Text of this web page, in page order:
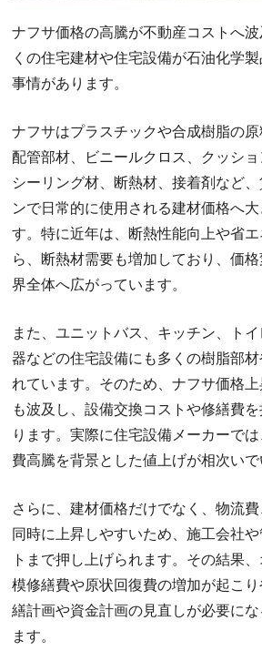
ナフサ価格の高騰が不動産コストへ
くの住宅建材や住宅設備が石油化学
事情があります。
ナフサはプラスチックや合成樹脂の
配管部材、ビニールクロス、クッショ
シーリング材、断熱材、接着剤など
ンで日常的に使用される建材価格へ
す。特に近年は、断熱性能向上や省
ら、断熱材需要も増加しており、価
界全体へ広がっています。
また、ユニットバス、キッチン、ト
器などの住宅設備にも多くの樹脂部
れています。そのため、ナフサ価格
も波及し、設備交換コストや修繕費
ります。実際に住宅設備メーカーで
費高騰を背景とした値上げが相次いで
さらに、建材価格だけでなく、物流
同時に上昇しやすいため、施工会社
トまで押し上げられます。その結果
模修繕費や原状回復費の増加が起こ
繕計画や資金計画の見直しが必要に
ます。